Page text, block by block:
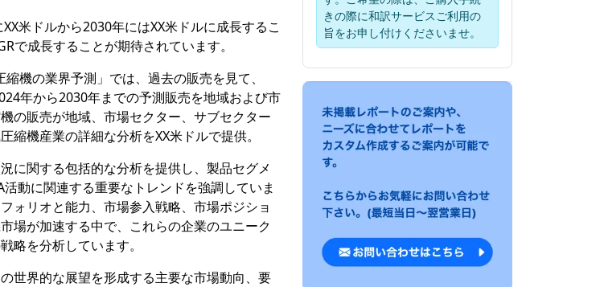
米ドルから2030年にはXX米ドルに成長するこ
で成長することが期待されています。
機の業界予測」では、過去の販売を見て、
年から2030年までの予測販売を地域および市
の販売が地域、市場セクター、サブセクター
機産業の詳細な分析をXX米ドルで提供。
に関する包括的な分析を提供し、製品セグメ
動に関連する重要なトレンドを強調していま
ォリオと能力、市場参入戦略、市場ポジショ
場が加速する中で、これらの企業のユニーク
略を分析しています。
世界的な展望を形成する主要な市場動向、要
きの際に和訳サービスご利用の
旨をお申し付けくださいませ。